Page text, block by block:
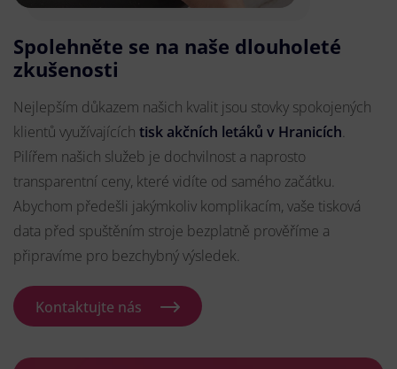
Spolehněte se na naše dlouholeté
zkušenosti
Nejlepším důkazem našich kvalit jsou stovky spokojených
klientů využívajících tisk akčních letáků v Hranicích.
Pilířem našich služeb je dochvilnost a naprosto
transparentní ceny, které vidíte od samého začátku.
Abychom předešli jakýmkoliv komplikacím, vaše tisková
data před spuštěním stroje bezplatně prověříme a
připravíme pro bezchybný výsledek.
Kontaktujte nás